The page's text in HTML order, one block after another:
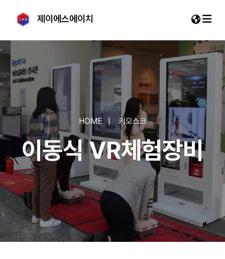
제이에스에이치 ENVN
HOME 키오스크
이동식 VR체험장비